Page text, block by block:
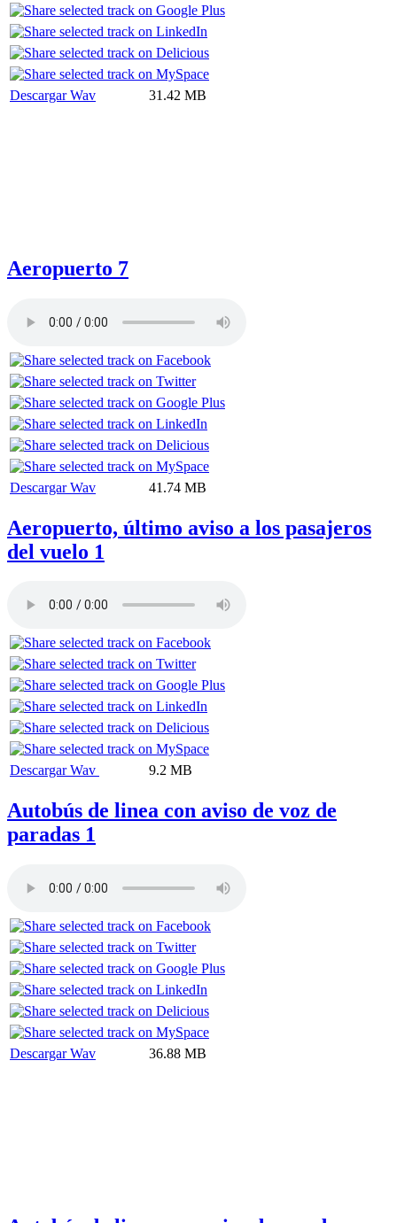
Descargar Wav 31.42 MB
Aeropuerto 7
Descargar Wav 41.74 MB
Aeropuerto, último aviso a los pasajeros
del vuelo 1
Descargar Wav 9.2 MB
Autobús de linea con aviso de voz de
paradas 1
Descargar Wav 36.88 MB